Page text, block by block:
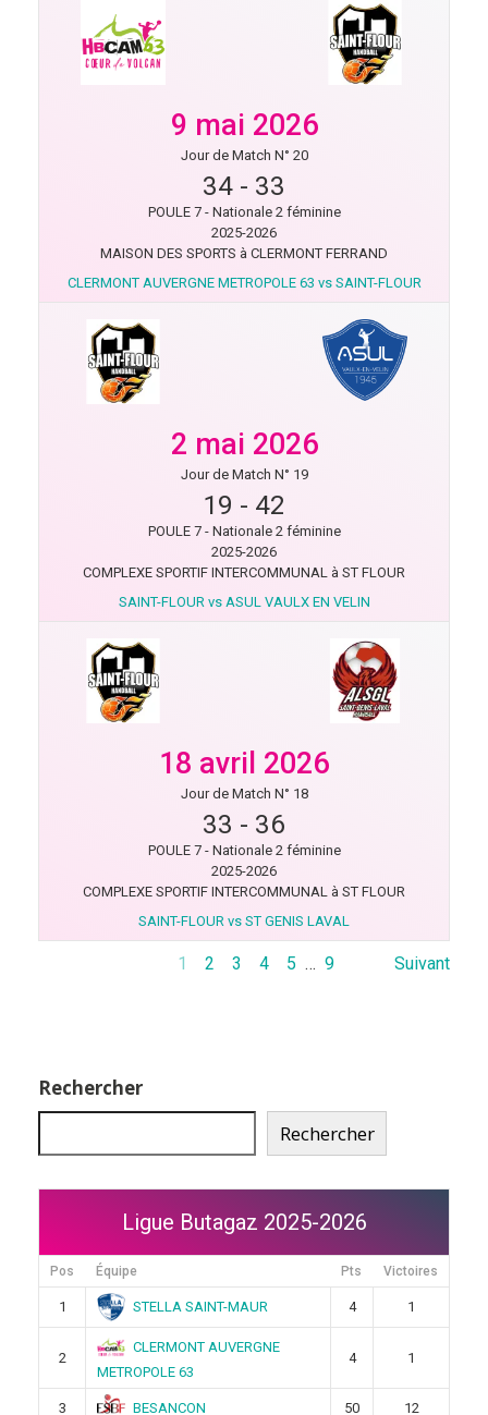
9 mai 2026
Jour de Match N° 20
34 - 33
POULE 7 - Nationale 2 féminine
2025-2026
MAISON DES SPORTS à CLERMONT FERRAND
CLERMONT AUVERGNE METROPOLE 63 vs SAINT-FLOUR
2 mai 2026
Jour de Match N° 19
19 - 42
POULE 7 - Nationale 2 féminine
2025-2026
COMPLEXE SPORTIF INTERCOMMUNAL à ST FLOUR
SAINT-FLOUR vs ASUL VAULX EN VELIN
18 avril 2026
Jour de Match N° 18
33 - 36
POULE 7 - Nationale 2 féminine
2025-2026
COMPLEXE SPORTIF INTERCOMMUNAL à ST FLOUR
SAINT-FLOUR vs ST GENIS LAVAL
1 2 3 4 5 … 9 Suivant
Rechercher
Rechercher
Ligue Butagaz 2025-2026
Pos Équipe Pts Victoires
1 STELLA SAINT-MAUR 4 1
2
CLERMONT AUVERGNE
METROPOLE 63
4 1
3 BESANCON 50 12